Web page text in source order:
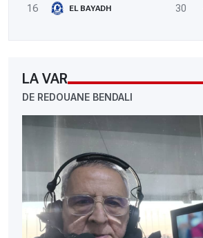
16
EL BAYADH 30
LA VAR
DE REDOUANE BENDALI